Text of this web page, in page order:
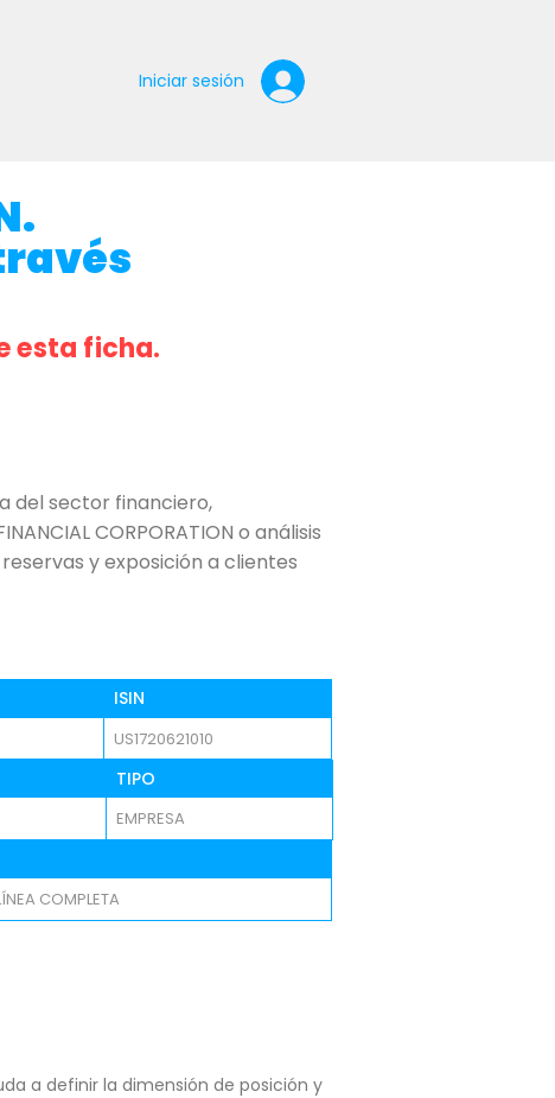
Iniciar sesión
esta ficha.
del sector financiero,
CORPORATION o análisis
y exposición a clientes
ISIN
US1720621010
TIPO
EMPRESA
COMPLETA
a definir la dimensión de posición y